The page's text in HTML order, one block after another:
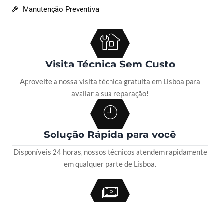
Manutenção Preventiva
Visita Técnica Sem Custo
Aproveite a nossa visita técnica gratuita em Lisboa para
avaliar a sua reparação!
Solução Rápida para você
Disponíveis 24 horas, nossos técnicos atendem rapidamente
em qualquer parte de Lisboa.